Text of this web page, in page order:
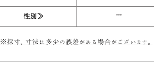
性別≫ ***
※採寸、寸法は多少の誤差がある場合がございます。